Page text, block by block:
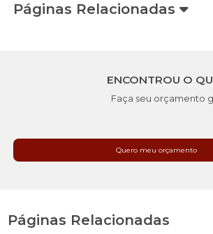
Páginas Relacionadas
ENCONTROU O
Faça seu orçamento
Quero meu orçamento
Páginas Relacionadas